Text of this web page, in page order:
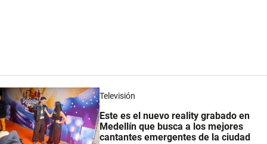
Televisión
Este es el nuevo reality grabado en
Medellín que busca a los mejores
cantantes emergentes de la ciudad